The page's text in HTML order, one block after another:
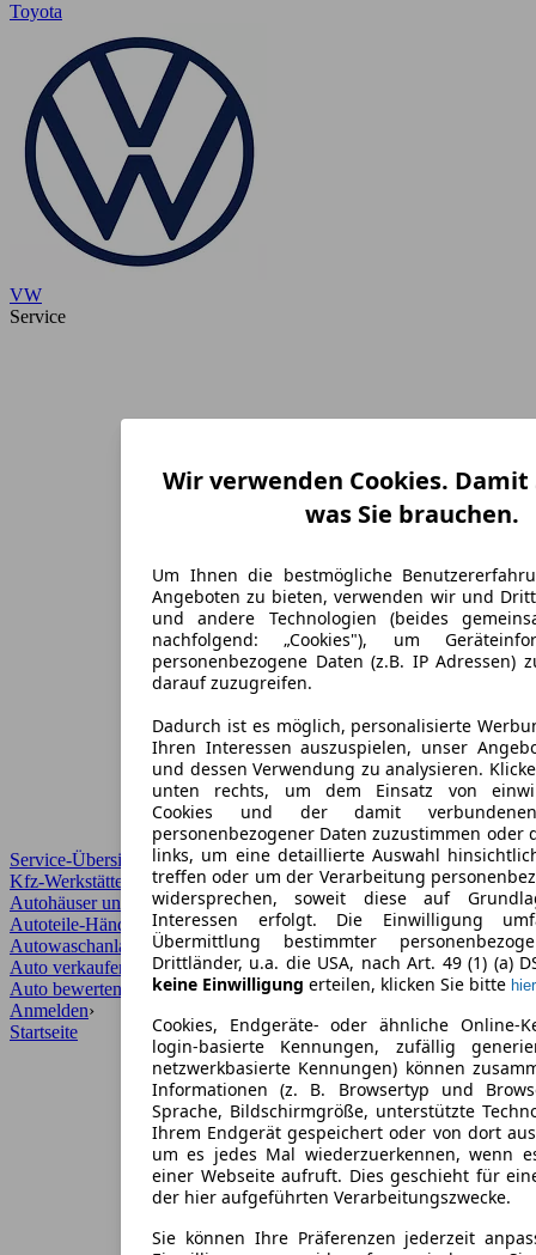
Toyota
VW
Service
Service-Übersicht
Kfz-Werkstätten
Autohäuser und Händler
Autoteile-Händler
Autowaschanlagen
Auto verkaufen
Auto bewerten
Anmelden›
Startseite
Wir verwenden Cookies.
was Sie brauchen.
Um Ihnen die bestmögliche
Angeboten zu bieten, verwenden wir und
und andere Technologien (beides
nachfolgend: „Cookies"), um
personenbezogene Daten (z.B. IP Adressen)
darauf zuzugreifen.
Dadurch ist es möglich, personalisierte
Ihren Interessen auszuspielen, unser
und dessen Verwendung zu analysieren.
unten rechts, um dem Einsatz von
Cookies und der damit
personenbezogener Daten zuzustimmen oder
links, um eine detaillierte Auswahl
treffen oder um der Verarbeitung
widersprechen, soweit diese auf
Interessen erfolgt. Die Einwilligung
Übermittlung bestimmter
Drittländer, u.a. die USA, nach Art. 49 (1) (a)
keine Einwilligung erteilen, klicken Sie bitte hier
Cookies, Endgeräte- oder ähnliche Online-
login-basierte Kennungen, zufällig
netzwerkbasierte Kennungen) können
Informationen (z. B. Browsertyp und
Sprache, Bildschirmgröße, unterstützte
Ihrem Endgerät gespeichert oder von dort
um es jedes Mal wiederzuerkennen, wenn
einer Webseite aufruft. Dies geschieht für
der hier aufgeführten Verarbeitungszwecke.
Sie können Ihre Präferenzen jederzeit